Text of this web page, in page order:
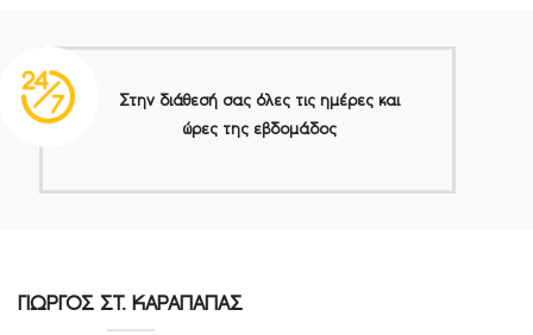
Στην διάθεσή σας όλες τις ημέρες και
ώρες της εβδομάδος
ΓΙΩΡΓΟΣ ΣΤ. ΚΑΡΑΠΑΠΑΣ